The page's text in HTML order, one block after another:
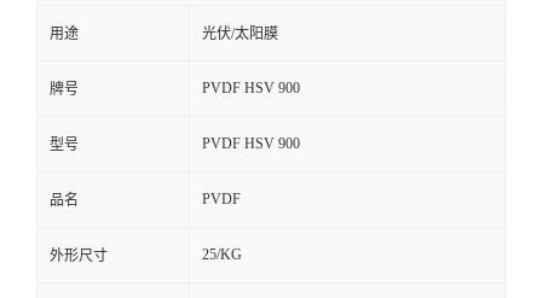
言
用途 光伏/太阳膜
牌号 PVDF HSV 900
型号 PVDF HSV 900
品名 PVDF
外形尺寸 25/KG